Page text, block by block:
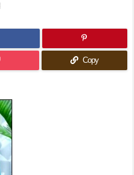
Copy